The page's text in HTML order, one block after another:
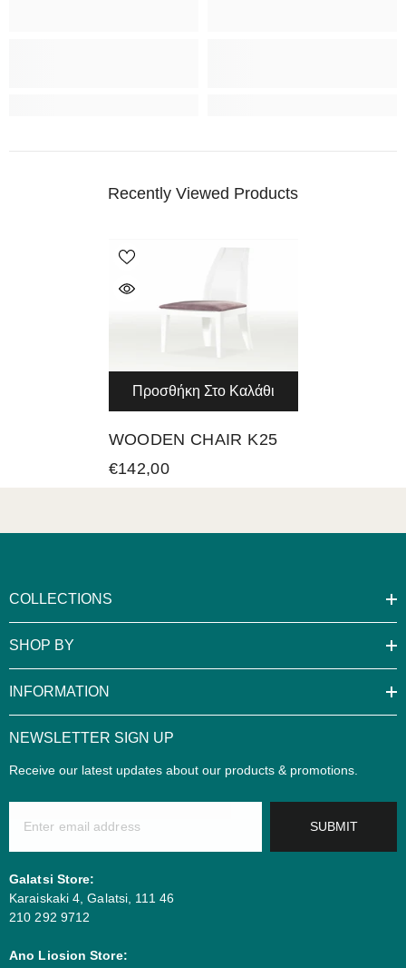
Recently Viewed Products
Προσθήκη Στο Καλάθι
WOODEN CHAIR K25
€142,00
COLLECTIONS
SHOP BY
INFORMATION
NEWSLETTER SIGN UP
Receive our latest updates about our products & promotions.
SUBMIT
Galatsi Store:
Karaiskaki 4, Galatsi, 111 46
210 292 9712
Ano Liosion Store: